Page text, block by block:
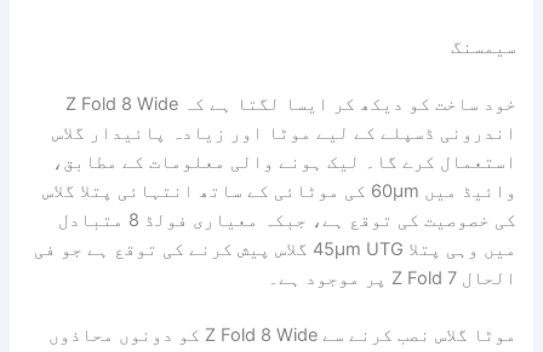
سیمسنگ
خود ساخت کو دیکھ کر ایسا لگتا ہے کہ Z Fold 8 Wide
اندرونی ڈسپلے کے لیے موٹا اور زیادہ پائیدار گلاس
استعمال کرے گا۔ لیک ہونے والی معلومات کے مطابق،
وائیڈ میں 60μm کی موٹائی کے ساتھ انتہائی پتلا گلاس
کی خصوصیت کی توقع ہے، جبکہ معیاری فولڈ 8 متبادل
میں وہی پتلا 45μm UTG گلاس پیش کرنے کی توقع ہے جو فی
الحال Z Fold 7 پر موجود ہے۔
موٹا گلاس نصب کرنے سے Z Fold 8 Wide کو دونوں محاذوں